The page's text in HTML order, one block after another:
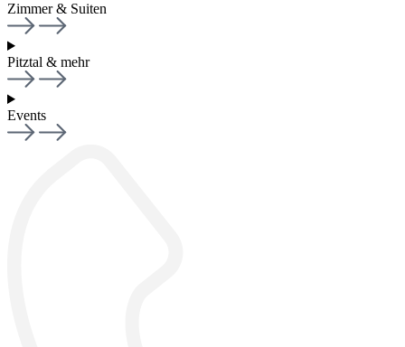
Zimmer & Suiten
Pitztal & mehr
Events